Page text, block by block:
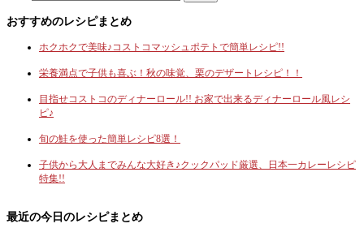
おすすめのレシピまとめ
ホクホクで美味♪コストコマッシュポテトで簡単レシピ!!
栄養満点で子供も喜ぶ！秋の味覚、栗のデザートレシピ！！
目指せコストコのディナーロール!! お家で出来るディナーロール風レシ
ピ♪
旬の鮭を使った簡単レシピ8選！
子供から大人までみんな大好き♪クックパッド厳選、日本一カレーレシピ
特集!!
最近の今日のレシピまとめ